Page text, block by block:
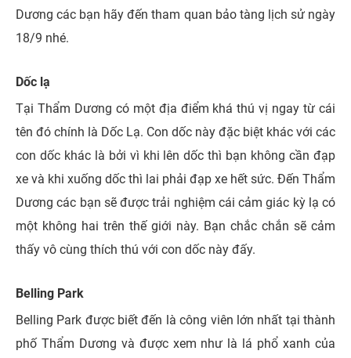
Dương các bạn hãy đến tham quan bảo tàng lịch sử ngày
18/9 nhé.
Dốc lạ
Tại Thẩm Dương có một địa điểm khá thú vị ngay từ cái
tên đó chính là Dốc Lạ. Con dốc này đặc biệt khác với các
con dốc khác là bởi vì khi lên dốc thì bạn không cần đạp
xe và khi xuống dốc thì lai phải đạp xe hết sức. Đến Thẩm
Dương các bạn sẽ được trải nghiệm cái cảm giác kỳ lạ có
một không hai trên thế giới này. Bạn chắc chắn sẽ cảm
thấy vô cùng thích thú với con dốc này đấy.
Belling Park
Belling Park được biết đến là công viên lớn nhất tại thành
phố Thẩm Dương và được xem như là lá phổ xanh của